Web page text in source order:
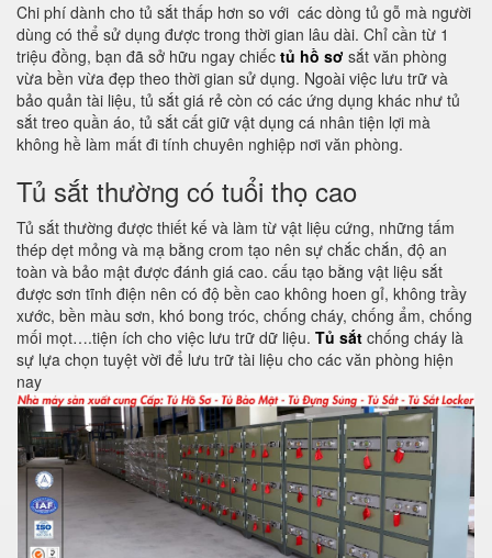
Chi phí dành cho tủ sắt thấp hơn so với các dòng tủ gỗ mà người
dùng có thể sử dụng được trong thời gian lâu dài. Chỉ cần từ 1
triệu đồng, bạn đã sở hữu ngay chiếc tủ hồ sơ sắt văn phòng
vừa bền vừa đẹp theo thời gian sử dụng. Ngoài việc lưu trữ và
bảo quản tài liệu, tủ sắt giá rẻ còn có các ứng dụng khác như tủ
sắt treo quần áo, tủ sắt cất giữ vật dụng cá nhân tiện lợi mà
không hề làm mất đi tính chuyên nghiệp nơi văn phòng.
Tủ sắt thường có tuổi thọ cao
Tủ sắt thường được thiết kế và làm từ vật liệu cứng, những tấm
thép dẹt mỏng và mạ bằng crom tạo nên sự chắc chắn, độ an
toàn và bảo mật được đánh giá cao. cấu tạo bằng vật liệu sắt
được sơn tĩnh điện nên có độ bền cao không hoen gỉ, không trầy
xước, bền màu sơn, khó bong tróc, chống cháy, chống ẩm, chống
mối mọt….tiện ích cho việc lưu trữ dữ liệu. Tủ sắt chống cháy là
sự lựa chọn tuyệt vời để lưu trữ tài liệu cho các văn phòng hiện
nay